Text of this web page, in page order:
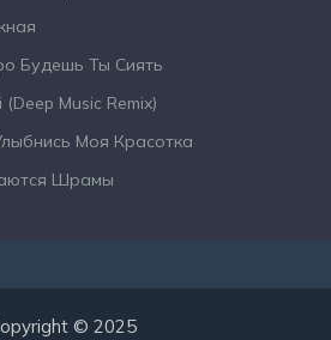
Будешь Ты Сиять
Music Remix)
Моя Красотка
Шрамы
© 2025